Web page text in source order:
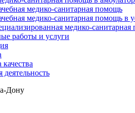
медико-санитарная помощь
медико-санитарная помощь в
медико-
работы и услуги
Дону